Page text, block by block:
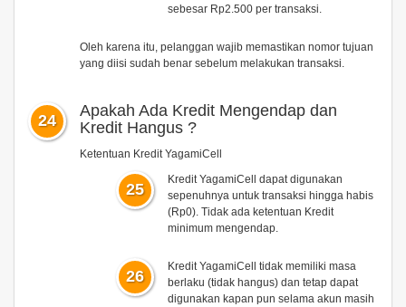
sebesar Rp2.500 per transaksi.
Oleh karena itu, pelanggan wajib memastikan nomor tujuan
yang diisi sudah benar sebelum melakukan transaksi.
24
Apakah Ada Kredit Mengendap dan
Kredit Hangus ?
Ketentuan Kredit YagamiCell
25
Kredit YagamiCell dapat digunakan
sepenuhnya untuk transaksi hingga habis
(Rp0). Tidak ada ketentuan Kredit
minimum mengendap.
26
Kredit YagamiCell tidak memiliki masa
berlaku (tidak hangus) dan tetap dapat
digunakan kapan pun selama akun masih